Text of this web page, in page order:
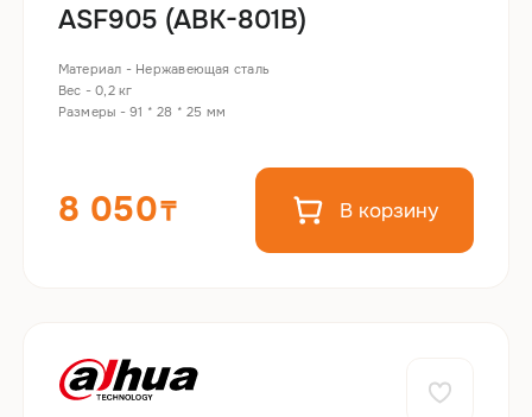
ASF905 (ABK-801B)
Материал - Нержавеющая сталь
Вес - 0,2 кг
Размеры - 91 * 28 * 25 мм
8 050 В корзину